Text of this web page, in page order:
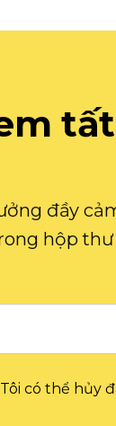
đầy
hộp thư
có thể hủy